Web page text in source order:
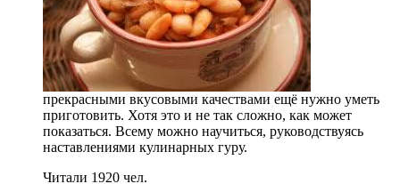
прекрасными вкусовыми качествами ещё нужно уметь
приготовить. Хотя это и не так сложно, как может
показаться. Всему можно научиться, руководствуясь
наставлениями кулинарных гуру.
Читали 1920 чел.